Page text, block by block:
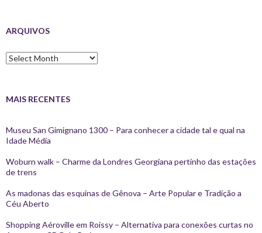
ARQUIVOS
Arquivos
MAIS RECENTES
Museu San Gimignano 1300 – Para conhecer a cidade tal e qual na
Idade Média
Woburn walk – Charme da Londres Georgiana pertinho das estações
de trens
As madonas das esquinas de Gênova – Arte Popular e Tradição a
Céu Aberto
Shopping Aéroville em Roissy – Alternativa para conexões curtas no